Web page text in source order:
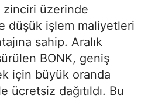
zinciri üzerinde
düşük işlem maliyetleri
sahip. Aralık
BONK, geniş
için büyük oranda
ücretsiz dağıtıldı. Bu